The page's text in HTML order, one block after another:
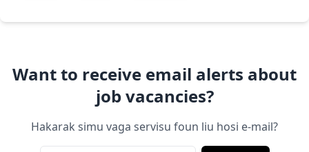
Want to receive email alerts about
job vacancies?
Hakarak simu vaga servisu foun liu hosi e-mail?